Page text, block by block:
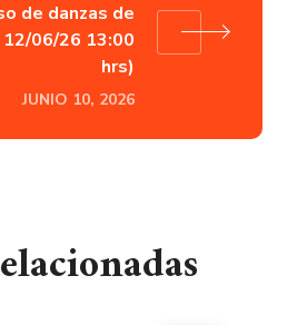
de danzas de
06/26 13:00
hrs)
JUNIO 10, 2026